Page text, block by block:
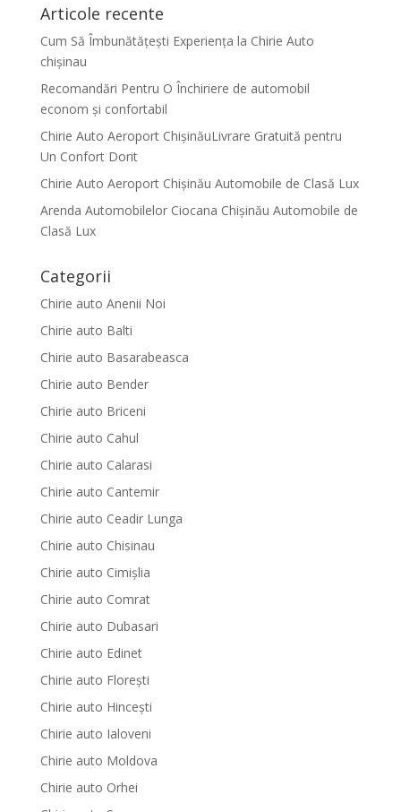
Articole recente
Cum Să Îmbunătățești Experiența la Chirie Auto
chişinau
Recomandări Pentru O Închiriere de automobil
econom și confortabil
Chirie Auto Aeroport ChișinăuLivrare Gratuită pentru
Un Confort Dorit
Chirie Auto Aeroport Chișinău Automobile de Clasă Lux
Arenda Automobilelor Ciocana Chișinău Automobile de
Clasă Lux
Categorii
Chirie auto Anenii Noi
Chirie auto Balti
Chirie auto Basarabeasca
Chirie auto Bender
Chirie auto Briceni
Chirie auto Cahul
Chirie auto Calarasi
Chirie auto Cantemir
Chirie auto Ceadir Lunga
Chirie auto Chisinau
Chirie auto Cimișlia
Chirie auto Comrat
Chirie auto Dubasari
Chirie auto Edinet
Chirie auto Florești
Chirie auto Hinceşti
Chirie auto Ialoveni
Chirie auto Moldova
Chirie auto Orhei